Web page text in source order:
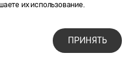
их использование.
ПРИНЯТЬ
и файлы cookie